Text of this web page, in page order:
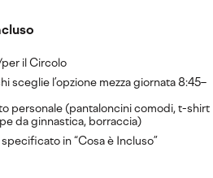
il Circolo
sceglie l’opzione mezza giornata 8:45–
personale (pantaloncini comodi, t-shirt
da ginnastica, borraccia)
in “Cosa è Incluso”